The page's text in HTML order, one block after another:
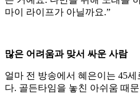
마이 라이프가 아닐까요.”
많은 어려움과 맞서 싸운 사람
얼마 전 방송에서 혜은이는 45
다. 골든타임을 놓친 아쉬움 때